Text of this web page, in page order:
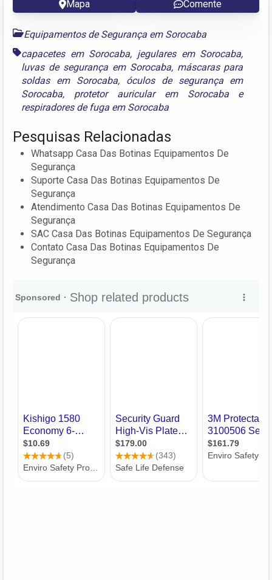
Mapa Comente
Equipamentos de Segurança em Sorocaba
capacetes em Sorocaba, jegulares em Sorocaba,
luvas de segurança em Sorocaba, máscaras para
soldas em Sorocaba, óculos de segurança em
Sorocaba, protetor auricular em Sorocabae
respiradores de fuga em Sorocaba
Pesquisas Relacionadas
Whatsapp Casa Das Botinas Equipamentos De
Segurança
Suporte Casa Das Botinas Equipamentos De
Segurança
Atendimento Casa Das Botinas Equipamentos De
Segurança
SAC Casa Das Botinas Equipamentos De Segurança
Contato Casa Das Botinas Equipamentos De
Segurança